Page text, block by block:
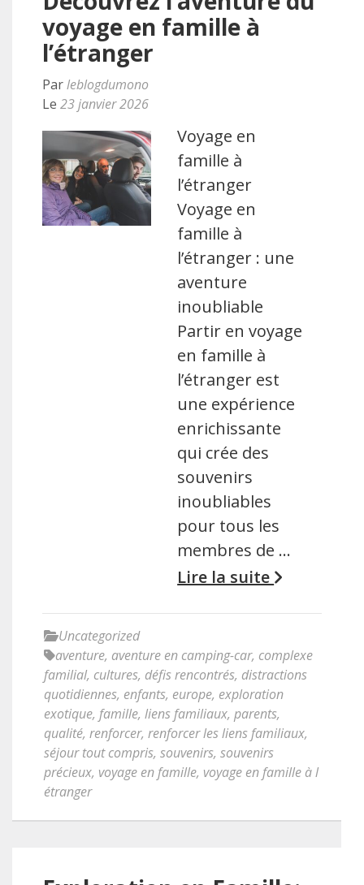
voyage en famille à
l’étranger
Parleblogdumono
Le 23 janvier 2026
Voyage en
famille à
l’étranger
Voyage en
famille à
l’étranger : une
aventure
inoubliable
Partir en voyage
en famille à
l’étranger est
une expérience
enrichissante
qui crée des
souvenirs
inoubliables
pour tous les
membres de …
Lire la suite
Uncategorized
aventure, aventure en camping-car, complexe
familial, cultures, défis rencontrés, distractions
quotidiennes, enfants, europe, exploration
exotique, famille, liens familiaux, parents,
qualité, renforcer, renforcer les liens familiaux,
séjour tout compris, souvenirs, souvenirs
précieux, voyage en famille, voyage en famille à l
étranger